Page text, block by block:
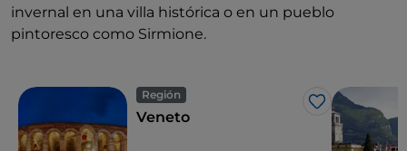
invernal en una villa histórica o en un pueblo
pintoresco como Sirmione.
Región
Me gusta
Veneto